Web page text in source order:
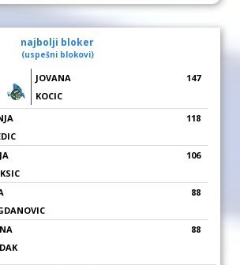
najbolji bloker
(uspešni blokovi)
JOVANA
KOCIC
147
118
106
88
88